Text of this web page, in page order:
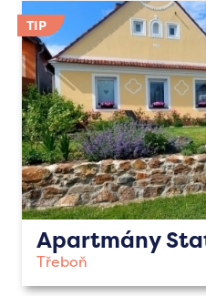
Apartmány
Třeboň